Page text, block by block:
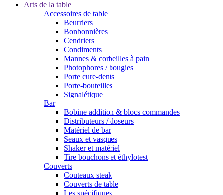
Arts de la table
Accessoires de table
Beurriers
Bonbonnières
Cendriers
Condiments
Mannes & corbeilles à pain
Photophores / bougies
Porte cure-dents
Porte-bouteilles
Signalétique
Bar
Bobine addition & blocs commandes
Distributeurs / doseurs
Matériel de bar
Seaux et vasques
Shaker et matériel
Tire bouchons et éthylotest
Couverts
Couteaux steak
Couverts de table
Les spécifiques